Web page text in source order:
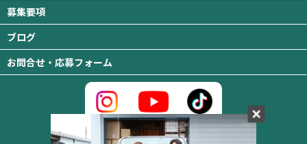
募集要項
ブログ
お問合せ・応募フォーム